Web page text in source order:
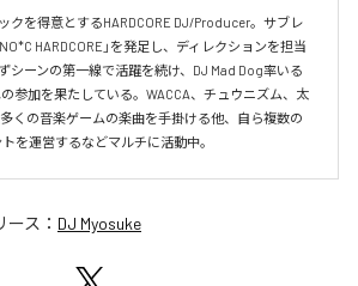
クを得意とするHARDCORE DJ/Producer。サブレ
HARDCORE」を発足し、ディレクションを担当
シーンの第一線で活躍を続け、DJ Mad Dog率いる
の参加を果たしている。WACCA、チュウニズム、太
くの音楽ゲームの楽曲を手掛ける他、自ら複数の
を運営するなどマルチに活動中。
ス： DJ Myosuke